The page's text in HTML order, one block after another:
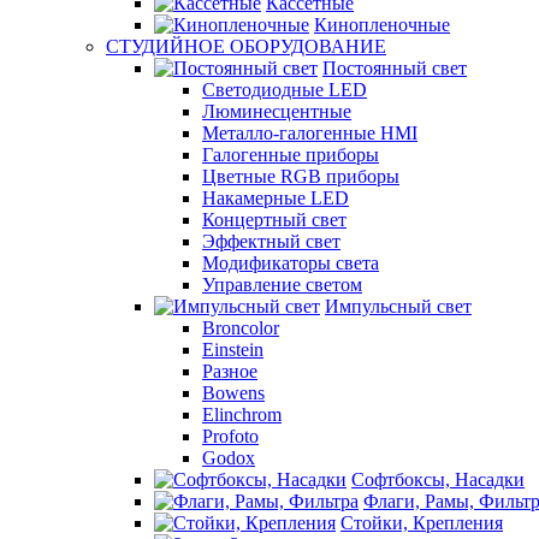
Кинопленочные
СТУДИЙНОЕ ОБОРУДОВАНИЕ
Постоянный свет
Светодиодные LED
Люминесцентные
Металло-галогенные HMI
Галогенные приборы
Цветные RGB приборы
Накамерные LED
Концертный свет
Эффектный свет
Модификаторы света
Управление светом
Импульсный свет
Broncolor
Einstein
Разное
Bowens
Elinchrom
Profoto
Godox
Софтбоксы, Насадки
Флаги, Рамы,
Стойки, Крепления